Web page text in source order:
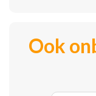
Ook